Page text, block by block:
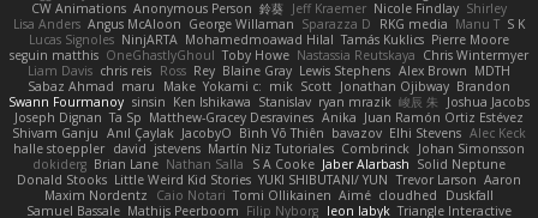
CW Animations Anonymous Person 鈴葵 Jeff Kraemer Nicole Findlay Shirley
Lisa Anders Angus McAloon George Willaman Sparazza D RKG media Manu T S K
Lucas Signoles NinjARTA Mohamedmoawad Hilal Tamás Kuklics Pierre Moore
seguin matthis OneGhastlyGhoul Toby Howe Nastassia Reutskaya Chris Wintermyer
Liam Davis chris reis Ross Rey Blaine Gray Lewis Stephens Alex Brown MDTH
Sabaz Ahmad maru Make Yokami c: mik Scott Jonathan Ojibway Brandon
Swann Fourmanoy sinsin Ken Ishikawa Stanislav ryan mrazik 峻辰 朱
Joshua Jacobs
Joseph Dignan Ta Sp Matthew-Gracey Desravines Anika Juan Ramón Ortiz Estévez
Shivam Ganju Anıl Çaylak JacobyO Bình Võ Thiên bavazov Elhi Stevens Alec Keck
halle stoeppler david jstevens Martín Niz Tutoriales Combrinck Johan Simonsson
dokiderg Brian Lane Nathan Salla S A Cooke Jaber Alarbash Solid Neptune
Donald Stooks Little Weird Kid Stories YUKI SHIBUTANI/ YUN Trevor Larson Aaron
Maxim Nordentz
Caio Notari Tomi Ollikainen Aimé cloudhed
Duskfall
Samuel Bassale Mathijs Peerboom Filip Nyborg leon labyk Triangle Interactive